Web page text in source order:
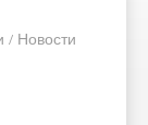
/ Новости